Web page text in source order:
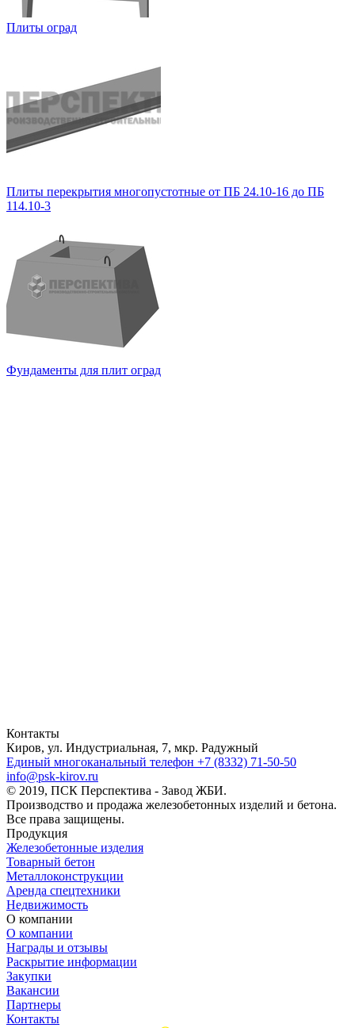
Плиты оград
Плиты перекрытия многопустотные от ПБ 24.10-16 до ПБ
114.10-3
Фундаменты для плит оград
Контакты
Киров, ул. Индустриальная, 7, мкр. Радужный
Единый многоканальный телефон +7 (8332) 71-50-50
info@psk-kirov.ru
© 2019, ПСК Перспектива - Завод ЖБИ.
Производство и продажа железобетонных изделий и бетона.
Все права защищены.
Продукция
Железобетонные изделия
Товарный бетон
Металлоконструкции
Аренда спецтехники
Недвижимость
О компании
О компании
Награды и отзывы
Раскрытие информации
Закупки
Вакансии
Партнеры
Контакты